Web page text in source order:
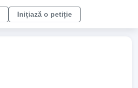
Inițiază o petiție